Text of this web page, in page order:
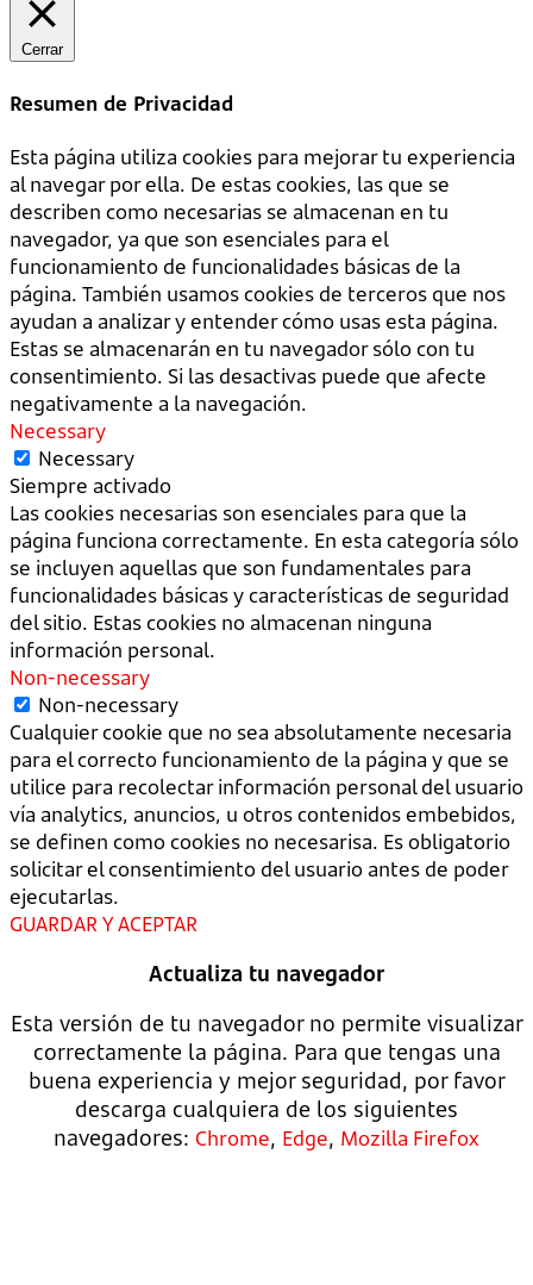
Cerrar
Resumen de Privacidad
Esta página utiliza cookies para mejorar tu experiencia
al navegar por ella. De estas cookies, las que se
describen como necesarias se almacenan en tu
navegador, ya que son esenciales para el
funcionamiento de funcionalidades básicas de la
página. También usamos cookies de terceros que nos
ayudan a analizar y entender cómo usas esta página.
Estas se almacenarán en tu navegador sólo con tu
consentimiento. Si las desactivas puede que afecte
negativamente a la navegación.
Necessary
Necessary
Siempre activado
Las cookies necesarias son esenciales para que la
página funciona correctamente. En esta categoría sólo
se incluyen aquellas que son fundamentales para
funcionalidades básicas y características de seguridad
del sitio. Estas cookies no almacenan ninguna
información personal.
Non-necessary
Non-necessary
Cualquier cookie que no sea absolutamente necesaria
para el correcto funcionamiento de la página y que se
utilice para recolectar información personal del usuario
vía analytics, anuncios, u otros contenidos embebidos,
se definen como cookies no necesarisa. Es obligatorio
solicitar el consentimiento del usuario antes de poder
ejecutarlas.
GUARDAR Y ACEPTAR
Actualiza tu navegador
Esta versión de tu navegador no permite visualizar
correctamente la página. Para que tengas una
buena experiencia y mejor seguridad, por favor
descarga cualquiera de los siguientes
navegadores: Chrome, Edge, Mozilla Firefox